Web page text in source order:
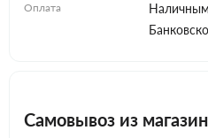
Оплата
Самовывоз из